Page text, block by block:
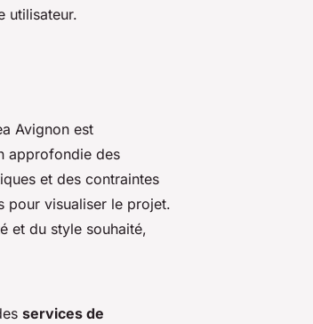
utilisateur.
Avignon est
approfondie des
et des contraintes
pour visualiser le projet.
et du style souhaité,
services de